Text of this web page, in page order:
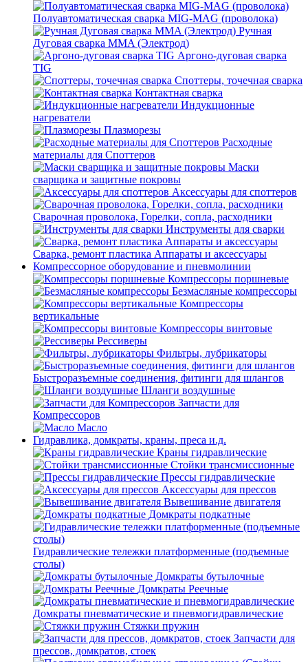
Полуавтоматическая сварка MIG-MAG (проволока)
Ручная
Дуговая сварка MMA (Электрод)
Аргоно-дуговая сварка
TIG
Споттеры, точечная сварка
Контактная сварка
Индукционные
нагреватели
Плазморезы
Расходные
материалы для Споттеров
Маски
сварщика и защитные покровы
Аксессуары для споттеров
Сварочная проволока, Горелки, сопла, расходники
Инструменты для сварки
Сварка, ремонт пластика Аппараты и аксессуары
Компрессорное оборудование и пневмолинии
Компрессоры поршневые
Безмасляные компрессоры
Компрессоры
вертикальные
Компрессоры винтовые
Рессиверы
Фильтры, лубрикаторы
Быстроразъемные соединения, фитинги для шлангов
Шланги воздушные
Запчасти для
Компрессоров
Масло
Гидравлика, домкраты, краны, преса и.д.
Краны гидравлические
Стойки трансмиссионные
Прессы гидравлические
Аксессуары для прессов
Вывешивание двигателя
Домкраты подкатные
Гидравлические тележки платформенные (подъемные
столы)
Домкраты бутылочные
Домкраты Реечные
Домкраты пневматические и пневмогидравлические
Стяжки пружин
Запчасти для
прессов, домкратов, стоек